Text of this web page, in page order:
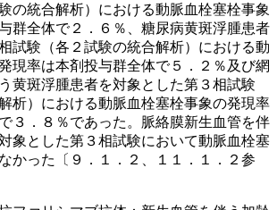
の統合解析）における動脈血栓塞栓事象
群全体で２．６％、糖尿病黄斑浮腫患者
試験（各２試験の統合解析）における動
現率は本剤投与群全体で５．２％及び網
黄斑浮腫患者を対象とした第３相試験
析）における動脈血栓塞栓事象の発現率
３．８％であった。脈絡膜新生血管を伴
象とした第３相試験において動脈血栓塞
かった〔９．１．２、１１．１．２参